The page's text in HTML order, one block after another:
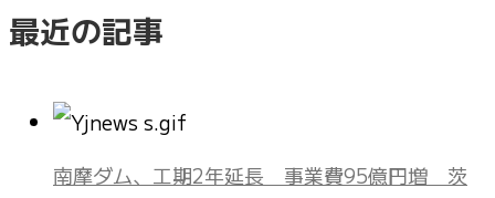
最近の記事
南摩ダム、工期2年延長 事業費95億円増 茨